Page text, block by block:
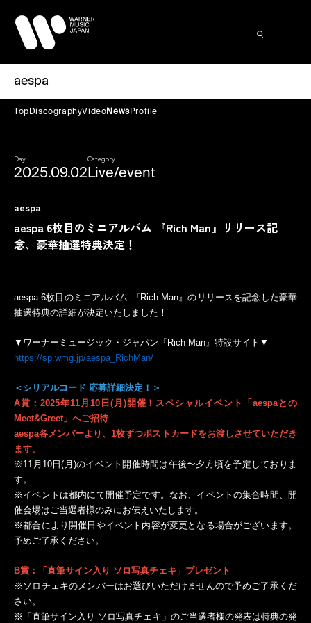
aespa
Top DiscographyVideo NewsProfile
Day
2025.09.02
Category
Live/event
aespa
aespa 6枚目のミニアルバム 『Rich Man』リリース記
念、豪華抽選特典決定！
aespa 6枚目のミニアルバム 『Rich Man』のリリースを記念した豪華
抽選特典の詳細が決定いたしました！
▼ワーナーミュージック・ジャパン『Rich Man』特設サイト▼
https://sp.wmg.jp/aespa_RichMan/
＜シリアルコード 応募詳細決定！＞
A賞：2025年11月10日(月)開催！スペシャルイベント「aespaとの
Meet&Greet」へご招待
aespa各メンバーより、1枚ずつポストカードをお渡しさせていただき
ます。
※11月10日(月)のイベント開催時間は午後〜夕方頃を予定しておりま
す。
※イベントは都内にて開催予定です。なお、イベントの集合時間、開
催会場はご当選者様のみにお伝えいたします。
※都合により開催日やイベント内容が変更となる場合がございます。
予めご了承ください。
B賞：「直筆サイン入り ソロ写真チェキ」プレゼント
※ソロチェキのメンバーはお選びいただけませんので予めご了承くだ
さい。
※「直筆サイン入り ソロ写真チェキ」のご当選者様の発表は特典の発